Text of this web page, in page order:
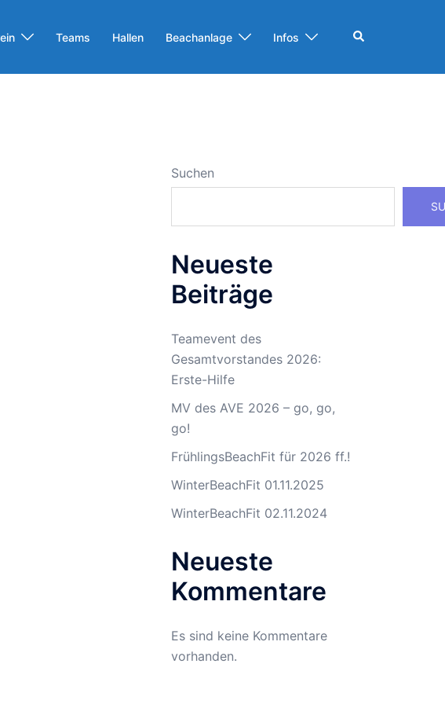
Teams Hallen Beachanlage Infos Suche
Suchen
Neueste
Beiträge
Teamevent des
Gesamtvorstandes 2026:
Erste-Hilfe
MV des AVE 2026 – go, go,
go!
FrühlingsBeachFit für 2026 ff.!
WinterBeachFit 01.11.2025
WinterBeachFit 02.11.2024
Neueste
Kommentare
Es sind keine Kommentare
vorhanden.